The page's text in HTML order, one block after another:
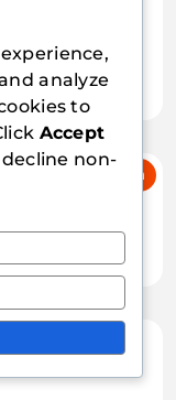
analyze
to
Accept
non-